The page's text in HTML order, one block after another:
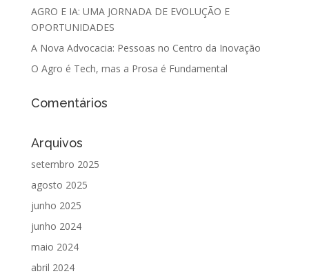
AGRO E IA: UMA JORNADA DE EVOLUÇÃO E
OPORTUNIDADES
A Nova Advocacia: Pessoas no Centro da Inovação
O Agro é Tech, mas a Prosa é Fundamental
Comentários
Arquivos
setembro 2025
agosto 2025
junho 2025
junho 2024
maio 2024
abril 2024